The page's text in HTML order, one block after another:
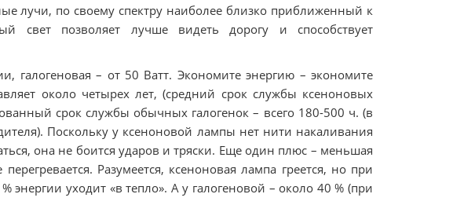
лучи, по своему спектру наиболее близко приближенный к
свет позволяет лучше видеть дорогу и способствует
галогеновая – от 50 Ватт. Экономите энергию – экономите
около четырех лет, (средний срок службы ксеноновых
срок службы обычных галогенок – всего 180-500 ч. (в
Поскольку у ксеноновой лампы нет нити накаливания
она не боится ударов и тряски. Еще один плюс – меньшая
Разумеется, ксеноновая лампа греется, но при
уходит «в тепло». А у галогеновой – около 40 % (при